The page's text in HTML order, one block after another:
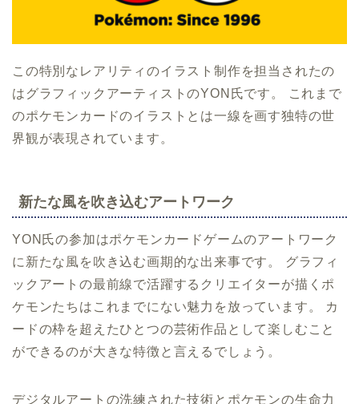
この特別なレアリティのイラスト制作を担当されたの
はグラフィックアーティストのYON氏です。 これまで
のポケモンカードのイラストとは一線を画す独特の世
界観が表現されています。
新たな風を吹き込むアートワーク
YON氏の参加はポケモンカードゲームのアートワーク
に新たな風を吹き込む画期的な出来事です。 グラフィ
ックアートの最前線で活躍するクリエイターが描くポ
ケモンたちはこれまでにない魅力を放っています。 カ
ードの枠を超えたひとつの芸術作品として楽しむこと
ができるのが大きな特徴と言えるでしょう。
デジタルアートの洗練された技術とポケモンの生命力